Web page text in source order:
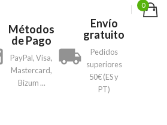
0
Métodos
de Pago
PayPal, Visa,
Mastercard,
Bizum ...
local_shipping
Envío
gratuito
Pedidos
superiores
50€ (ES y
PT)